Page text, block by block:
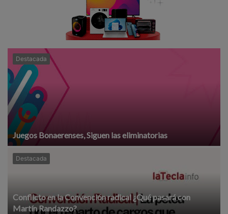
Destacada
Juegos Bonaerenses, Siguen las eliminatorias
Destacada
Conflicto en la Convención radical ¿Qué pasará con
Martín Randazzo?